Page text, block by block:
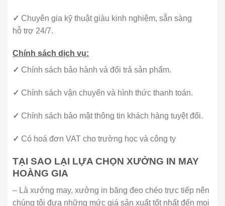
✓ Chuyên gia kỹ thuật giàu kinh nghiệm, sẵn sàng
hỗ trợ 24/7.
Chính sách dịch vụ:
✓ Chính sách bảo hành và đổi trả sản phẩm.
✓ Chính sách vận chuyển và hình thức thanh toán.
✓ Chính sách bảo mật thông tin khách hàng tuyệt đối.
✓ Có hoá đơn VAT cho trường học và công ty
TẠI SAO LẠI LỰA CHỌN XƯỞNG IN MAY
HOÀNG GIA
– Là xưởng may, xưởng in băng đeo chéo trực tiếp nên
chúng tôi đưa những mức giá sản xuất tốt nhất đến mọi